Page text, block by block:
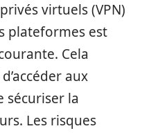
virtuels (VPN)
plateformes est
Cela
aux
sécuriser la
Les risques